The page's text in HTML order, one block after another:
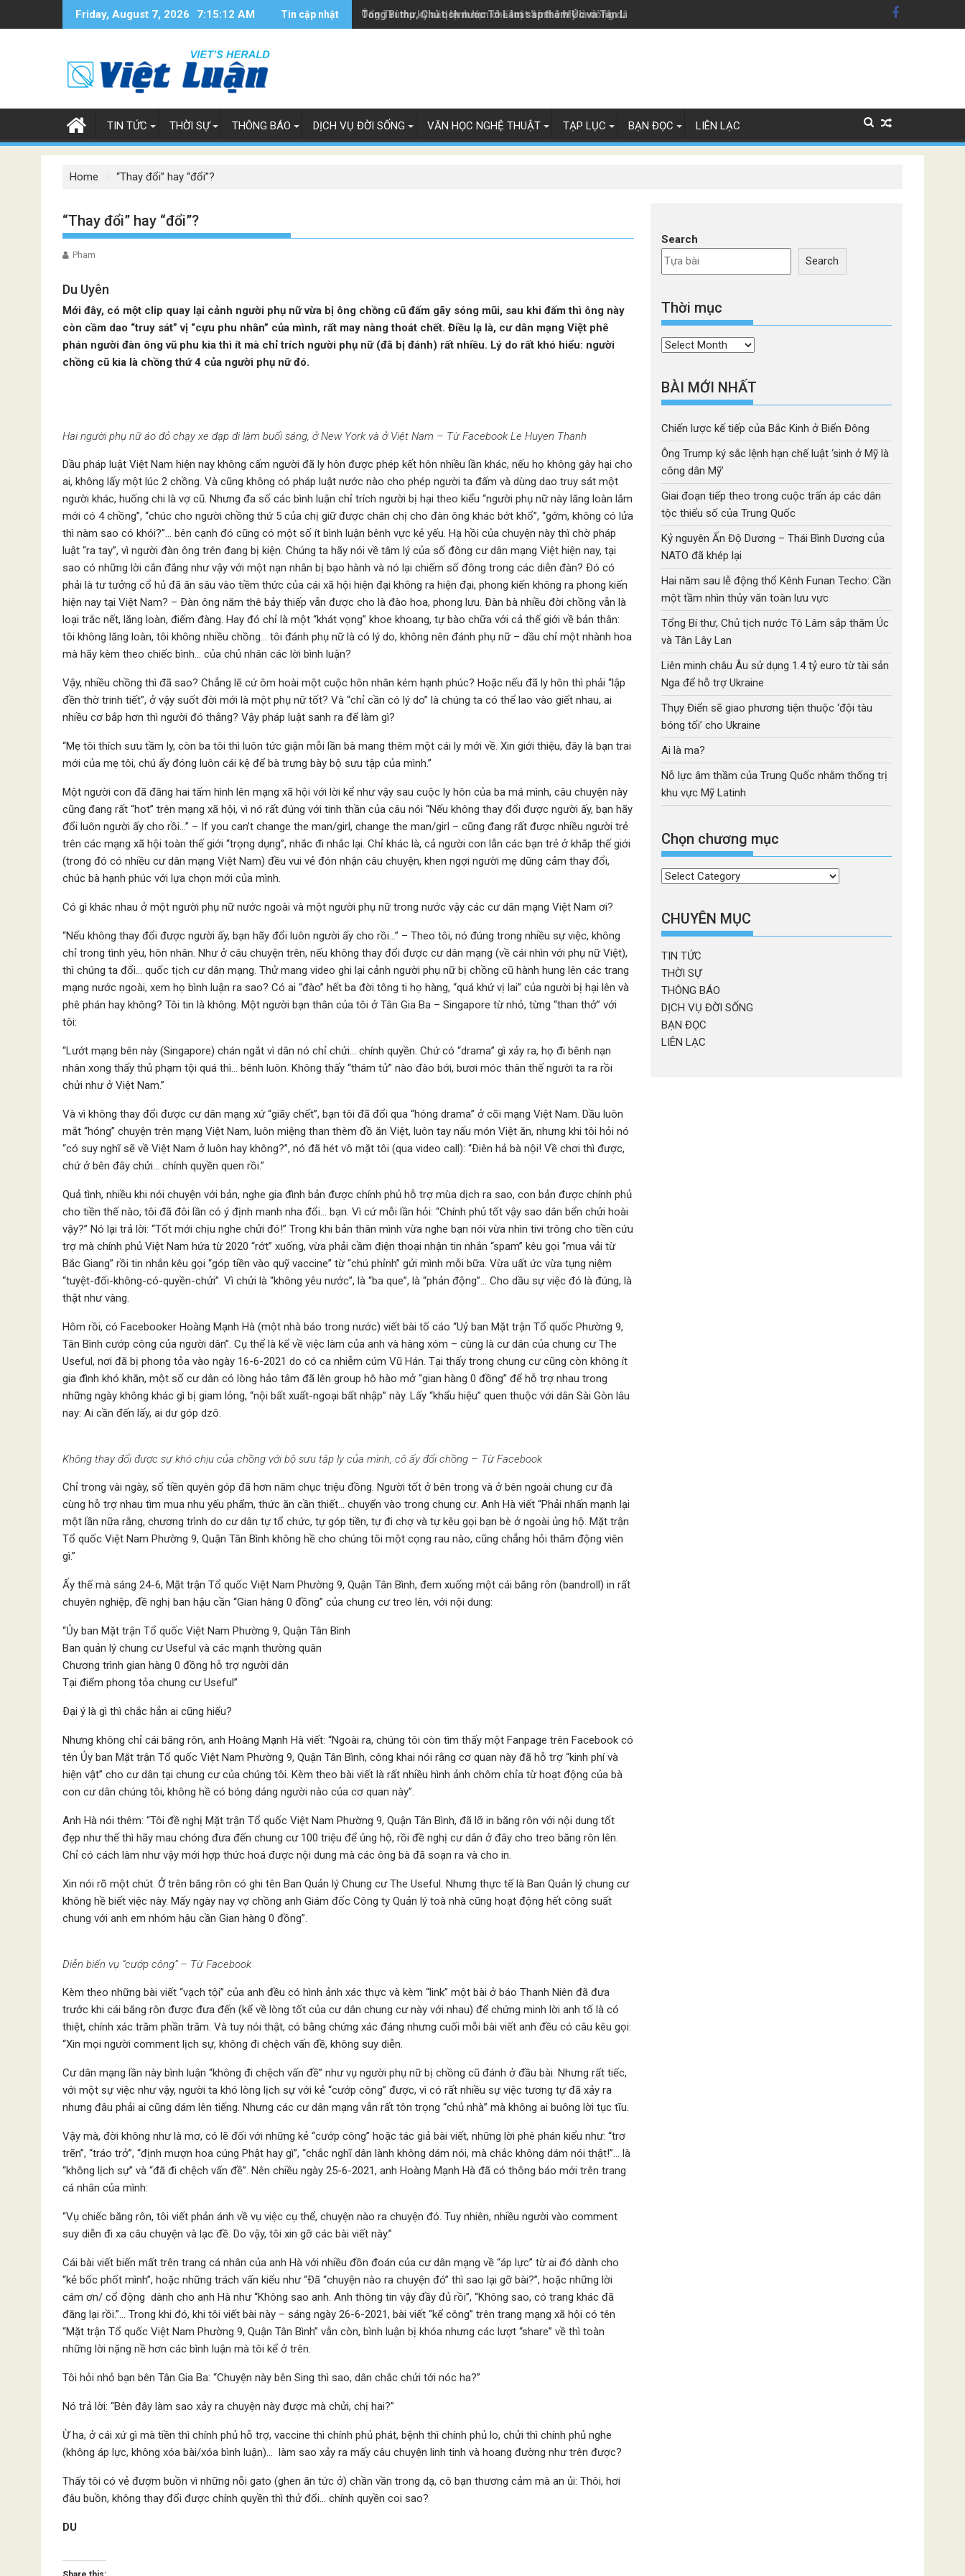
Friday, August 7, 2026 7:15:13 AM Tin cập nhật Ông Trump ký sắc lệnh hạn chế luật 'sinh ở Mỹ là công dân Mỹ'
Tổng Bí thư, Chủ tịch nước Tô Lâm sắp thăm Úc và Tân Lây Lan
TIN TỨC THỜI SỰ THÔNG BÁO DỊCH VỤ ĐỜI SỐNG VĂN HỌC NGHỆ THUẬT TẠP LỤC BẠN ĐỌC LIÊN LẠC
Home “Thay đổi” hay “đổi”?
“Thay đổi” hay “đổi”?
Pham
Du Uyên
Mới đây, có một clip quay lại cảnh người phụ nữ vừa bị ông chồng cũ đấm gãy sóng mũi, sau khi đấm thì ông này
còn cầm dao “truy sát” vị “cựu phu nhân” của mình, rất may nàng thoát chết. Điều lạ là, cư dân mạng Việt phê
phán người đàn ông vũ phu kia thì ít mà chỉ trích người phụ nữ (đã bị đánh) rất nhiều. Lý do rất khó hiểu: người
chồng cũ kia là chồng thứ 4 của người phụ nữ đó.
Hai người phụ nữ áo đỏ chạy xe đạp đi làm buổi sáng, ở New York và ở Việt Nam – Từ Facebook Le Huyen Thanh
Dầu pháp luật Việt Nam hiện nay không cấm người đã ly hôn được phép kết hôn nhiều lần khác, nếu họ không gây hại cho
ai, không lấy một lúc 2 chồng. Và cũng không có pháp luật nước nào cho phép người ta đấm và dùng dao truy sát một
người khác, huống chi là vợ cũ. Nhưng đa số các bình luận chỉ trích người bị hại theo kiểu “người phụ nữ này lăng loàn lắm
mới có 4 chồng”, “chúc cho người chồng thứ 5 của chị giữ được chân chị cho đàn ông khác bớt khổ”, “gớm, không có lửa
thì nàm sao có khói?”… bên cạnh đó cũng có một số ít bình luận bênh vực kẻ yếu. Hạ hồi của chuyện này thì chờ pháp
luật “ra tay”, vì người đàn ông trên đang bị kiện. Chúng ta hãy nói về tâm lý của số đông cư dân mạng Việt hiện nay, tại
sao có những lời cắn đắng như vậy với một nạn nhân bị bạo hành và nó lại chiếm số đông trong các diễn đàn? Ðó có
phải là tư tưởng cổ hủ đã ăn sâu vào tiềm thức của cái xã hội hiện đại không ra hiện đại, phong kiến không ra phong kiến
hiện nay tại Việt Nam? – Ðàn ông năm thê bảy thiếp vẫn được cho là đào hoa, phong lưu. Ðàn bà nhiều đời chồng vẫn là
loại trắc nết, lăng loàn, điếm đàng. Hay đó chỉ là một “khát vọng” khoe khoang, tự bào chữa với cả thế giới về bản thân:
tôi không lăng loàn, tôi không nhiều chồng… tôi đánh phụ nữ là có lý do, không nên đánh phụ nữ – dầu chỉ một nhành hoa
mà hãy kèm theo chiếc bình… của chủ nhân các lời bình luận?
Vậy, nhiều chồng thì đã sao? Chẳng lẽ cứ ôm hoài một cuộc hôn nhân kém hạnh phúc? Hoặc nếu đã ly hôn thì phải “lập
đền thờ trinh tiết”, ở vậy suốt đời mới là một phụ nữ tốt? Và “chỉ cần có lý do” là chúng ta có thể lao vào giết nhau, ai
nhiều cơ bắp hơn thì người đó thắng? Vậy pháp luật sanh ra để làm gì?
“Mẹ tôi thích sưu tầm ly, còn ba tôi thì luôn tức giận mỗi lần bà mang thêm một cái ly mới về. Xin giới thiệu, đây là bạn trai
mới của mẹ tôi, chú ấy đóng luôn cái kệ để bà trưng bày bộ sưu tập của mình.”
Một người con đã đăng hai tấm hình lên mạng xã hội với lời kể như vậy sau cuộc ly hôn của ba má mình, câu chuyện này
cũng đang rất “hot” trên mạng xã hội, vì nó rất đúng với tinh thần của câu nói “Nếu không thay đổi được người ấy, bạn hãy
đổi luôn người ấy cho rồi…” – If you can’t change the man/girl, change the man/girl – cũng đang rất được nhiều người trẻ
trên các mạng xã hội toàn thế giới “trọng dụng”, nhắc đi nhắc lại. Chỉ khác là, cả người con lẫn các bạn trẻ ở khắp thế giới
(trong đó có nhiều cư dân mạng Việt Nam) đều vui vẻ đón nhận câu chuyện, khen ngợi người mẹ dũng cảm thay đổi,
chúc bà hạnh phúc với lựa chọn mới của mình.
Có gì khác nhau ở một người phụ nữ nước ngoài và một người phụ nữ trong nước vậy các cư dân mạng Việt Nam ơi?
“Nếu không thay đổi được người ấy, bạn hãy đổi luôn người ấy cho rồi…” – Theo tôi, nó đúng trong nhiều sự việc, không
chỉ trong tình yêu, hôn nhân. Như ở câu chuyện trên, nếu không thay đổi được cư dân mạng (về cái nhìn với phụ nữ Việt),
thì chúng ta đổi… quốc tịch cư dân mạng. Thử mang video ghi lại cảnh người phụ nữ bị chồng cũ hành hung lên các trang
mạng nước ngoài, xem họ bình luận ra sao? Có ai “đào” hết ba đời tông ti họ hàng, “quá khứ vị lai” của người bị hại lên và
phê phán hay không? Tôi tin là không. Một người bạn thân của tôi ở Tân Gia Ba – Singapore từ nhỏ, từng “than thở” với
tôi:
“Lướt mạng bên này (Singapore) chán ngắt vì dân nó chỉ chửi… chính quyền. Chứ có “drama” gì xảy ra, họ đi bênh nạn
nhân xong thấy thủ phạm tội quá thì… bênh luôn. Không thấy “thám tử” nào đào bới, bươi móc thân thế người ta ra rồi
chửi như ở Việt Nam.”
Và vì không thay đổi được cư dân mạng xứ “giãy chết”, bạn tôi đã đổi qua “hóng drama” ở cõi mạng Việt Nam. Dầu luôn
mắt “hóng” chuyện trên mạng Việt Nam, luôn miệng than thèm đồ ăn Việt, luôn tay nấu món Việt ăn, nhưng khi tôi hỏi nó
“có suy nghĩ sẽ về Việt Nam ở luôn hay không?”, nó đã hét vô mặt tôi (qua video call): “Ðiên hả bà nội! Về chơi thì được,
chứ ở bên đây chửi… chính quyền quen rồi.”
Quả tình, nhiều khi nói chuyện với bản, nghe gia đình bản được chính phủ hỗ trợ mùa dịch ra sao, con bản được chính phủ
cho tiền thế nào, tôi đã đôi lần có ý định manh nha đổi… bạn. Vì cứ mỗi lần hỏi: “Chính phủ tốt vậy sao dân bển chửi hoài
vậy?” Nó lại trả lời: “Tốt mới chịu nghe chửi đó!” Trong khi bản thân mình vừa nghe bạn nói vừa nhìn tivi trông cho tiền cứu
trợ mà chính phủ Việt Nam hứa từ 2020 “rớt” xuống, vừa phải cầm điện thoại nhận tin nhắn “spam” kêu gọi “mua vải từ
Bắc Giang” rồi tin nhắn kêu gọi “góp tiền vào quỹ vaccine” từ “chú phỉnh” gửi mình mỗi bữa. Vừa uất ức vừa tụng niệm
“tuyệt-đối-không-có-quyền-chửi”. Vì chửi là “không yêu nước”, là “ba que”, là “phản động”… Cho dầu sự việc đó là đúng, là
thật như vàng.
Hôm rồi, có Facebooker Hoàng Mạnh Hà (một nhà báo trong nước) viết bài tố cáo “Uỷ ban Mặt trận Tổ quốc Phường 9,
Tân Bình cướp công của người dân”. Cụ thể là kể về việc làm của anh và hàng xóm – cùng là cư dân của chung cư The
Useful, nơi đã bị phong tỏa vào ngày 16-6-2021 do có ca nhiễm cúm Vũ Hán. Tại thấy trong chung cư cũng còn không ít
gia đình khó khăn, một số cư dân có lòng hảo tâm đã lên group hô hào mở “gian hàng 0 đồng” để hỗ trợ nhau trong
những ngày không khác gì bị giam lỏng, “nội bất xuất-ngoại bất nhập” này. Lấy “khẩu hiệu” quen thuộc với dân Sài Gòn lâu
nay: Ai cần đến lấy, ai dư góp dzô.
Không thay đổi được sự khó chịu của chồng với bộ sưu tập ly của mình, cô ấy đổi chồng – Từ Facebook
Chỉ trong vài ngày, số tiền quyên góp đã hơn năm chục triệu đồng. Người tốt ở bên trong và ở bên ngoài chung cư đà
cùng hỗ trợ nhau tìm mua nhu yếu phẩm, thức ăn cần thiết… chuyển vào trong chung cư. Anh Hà viết “Phải nhấn mạnh lại
một lần nữa rằng, chương trình do cư dân tự tổ chức, tự góp tiền, tự đi chợ và tự kêu gọi bạn bè ở ngoài ủng hộ. Mặt trận
Tổ quốc Việt Nam Phường 9, Quận Tân Bình không hề cho chúng tôi một cọng rau nào, cũng chẳng hỏi thăm động viên
gì.”
Ấy thế mà sáng 24-6, Mặt trận Tổ quốc Việt Nam Phường 9, Quận Tân Bình, đem xuống một cái băng rôn (bandroll) in rất
chuyên nghiệp, đề nghị ban hậu cần “Gian hàng 0 đồng” của chung cư treo lên, với nội dung:
“Ủy ban Mặt trận Tổ quốc Việt Nam Phường 9, Quận Tân Bình
Ban quản lý chung cư Useful và các mạnh thường quân
Chương trình gian hàng 0 đồng hỗ trợ người dân
Tại điểm phong tỏa chung cư Useful”
Ðại ý là gì thì chắc hẳn ai cũng hiểu?
Nhưng không chỉ cái băng rôn, anh Hoàng Mạnh Hà viết: “Ngoài ra, chúng tôi còn tìm thấy một Fanpage trên Facebook có
tên Ủy ban Mặt trận Tổ quốc Việt Nam Phường 9, Quận Tân Bình, công khai nói rằng cơ quan này đã hỗ trợ “kinh phí và
hiện vật” cho cư dân tại chung cư của chúng tôi. Kèm theo bài viết là rất nhiều hình ảnh chôm chỉa từ hoạt động của bà
con cư dân chúng tôi, không hề có bóng dáng người nào của cơ quan này”.
Anh Hà nói thêm: “Tôi đề nghị Mặt trận Tổ quốc Việt Nam Phường 9, Quận Tân Bình, đã lỡ in băng rôn với nội dung tốt
đẹp như thế thì hãy mau chóng đưa đến chung cư 100 triệu để ủng hộ, rồi đề nghị cư dân ở đây cho treo băng rôn lên.
Chỉ có cách làm như vậy mới hợp thức hoá được nội dung mà các ông bà đã soạn ra và cho in.
Xin nói rõ một chút. Ở trên băng rôn có ghi tên Ban Quản lý Chung cư The Useful. Nhưng thực tế là Ban Quản lý chung cư
không hề biết việc này. Mấy ngày nay vợ chồng anh Giám đốc Công ty Quản lý toà nhà cũng hoạt động hết công suất
chung với anh em nhóm hậu cần Gian hàng 0 đồng”.
Diễn biến vụ “cướp công” – Từ Facebook
Kèm theo những bài viết “vạch tội” của anh đều có hình ảnh xác thực và kèm “link” một bài ở báo Thanh Niên đã đưa
trước khi cái băng rôn được đưa đến (kể về lòng tốt của cư dân chung cư này với nhau) để chứng minh lời anh tố là có
thiệt, chính xác trăm phần trăm. Và tuy nói thật, có bằng chứng xác đáng nhưng cuối mỗi bài viết anh đều có câu kêu gọi:
“Xin mọi người comment lịch sự, không đi chệch vấn đề, không suy diễn.
Cư dân mạng lần này bình luận “không đi chệch vấn đề” như vụ người phụ nữ bị chồng cũ đánh ở đầu bài. Nhưng rất tiếc,
với một sự việc như vậy, người ta khó lòng lịch sự với kẻ “cướp công” được, vì có rất nhiều sự việc tương tự đã xảy ra
nhưng đâu phải ai cũng dám lên tiếng. Nhưng các cư dân mạng vẫn rất tôn trọng “chủ nhà” mà không ai buông lời tục tĩu.
Vậy mà, đời không như là mơ, có lẽ đối với những kẻ “cướp công” hoặc tác giả bài viết, những lời phê phán kiểu như: “trơ
trẽn”, “tráo trở”, “định mượn hoa cúng Phật hay gì”, “chắc nghĩ dân lành không dám nói, mà chắc không dám nói thật!”… là
“không lịch sự” và “đã đi chệch vấn đề”. Nên chiều ngày 25-6-2021, anh Hoàng Mạnh Hà đã có thông báo mới trên trang
cá nhân của mình:
“Vụ chiếc băng rôn, tôi viết phản ánh về vụ việc cụ thể, chuyện nào ra chuyện đó. Tuy nhiên, nhiều người vào comment
suy diễn đi xa câu chuyện và lạc đề. Do vậy, tôi xin gỡ các bài viết này.”
Cái bài viết biến mất trên trang cá nhân của anh Hà với nhiều đồn đoán của cư dân mạng về “áp lực” từ ai đó dành cho
“kẻ bốc phốt mình”, hoặc những trách vấn kiểu như “Ðã “chuyện nào ra chuyện đó” thì sao lại gỡ bài?”, hoặc những lời
cám ơn/ cổ động dành cho anh Hà như “Không sao anh. Anh thông tin vậy đầy đủ rồi”, “Không sao, có trang khác đã
đăng lại rồi.”… Trong khi đó, khi tôi viết bài này – sáng ngày 26-6-2021, bài viết “kể công” trên trang mạng xã hội có tên
“Mặt trận Tổ quốc Việt Nam Phường 9, Quận Tân Bình” vẫn còn, bình luận bị khóa nhưng các lượt “share” về thì toàn
những lời nặng nề hơn các bình luận mà tôi kể ở trên.
Tôi hỏi nhỏ bạn bên Tân Gia Ba: “Chuyện này bên Sing thì sao, dân chắc chửi tới nóc ha?”
Nó trả lời: “Bên đây làm sao xảy ra chuyện này được mà chửi, chị hai?”
Ừ ha, ở cái xứ gì mà tiền thì chính phủ hỗ trợ, vaccine thì chính phủ phát, bệnh thì chính phủ lo, chửi thì chính phủ nghe
(không áp lực, không xóa bài/xóa bình luận)… làm sao xảy ra mấy câu chuyện linh tinh và hoang đường như trên được?
Thấy tôi có vẻ đượm buồn vì những nỗi gato (ghen ăn tức ở) chần vần trong dạ, cô bạn thương cảm mà an ủi: Thôi, hơi
đâu buồn, không thay đổi được chính quyền thì thử đổi… chính quyền coi sao?
DU
Search
Search
Thời mục
Thời
BÀI MỚI NHẤT
Chiến lược kế tiếp của Bắc Kinh ở Biển Đông
Ông Trump ký sắc lệnh hạn chế luật ‘sinh ở Mỹ là
công dân Mỹ’
Giai đoạn tiếp theo trong cuộc trấn áp các dân
tộc thiểu số của Trung Quốc
Kỷ nguyên Ấn Độ Dương – Thái Bình Dương của
NATO đã khép lại
Hai năm sau lễ động thổ Kênh Funan Techo: Cần
một tầm nhìn thủy văn toàn lưu vực
Tổng Bí thư, Chủ tịch nước Tô Lâm sắp thăm Úc
và Tân Lây Lan
Liên minh châu Âu sử dụng 1.4 tỷ euro từ tài sản
Nga để hỗ trợ Ukraine
Thụy Điển sẽ giao phương tiện thuộc ‘đội tàu
bóng tối’ cho Ukraine
Ai là ma?
Nỗ lực âm thầm của Trung Quốc nhằm thống trị
khu vực Mỹ Latinh
Chọn chương mục
Chọn
mục
CHUYÊN MỤC
TIN TỨC
THỜI SỰ
THÔNG BÁO
DỊCH VỤ ĐỜI SỐNG
BẠN ĐỌC
LIÊN LẠC